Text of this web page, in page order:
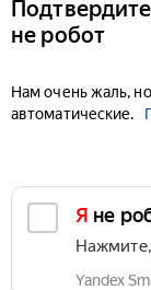
не робот
Нам очень жаль,
автоматические.
Я не
Yandex